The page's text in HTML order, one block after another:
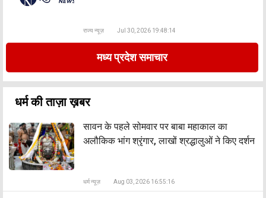
राज्य न्यूज़ Jul 30, 2026 19:48:14
मध्य प्रदेश समाचार
धर्म की ताज़ा ख़बर
सावन के पहले सोमवार पर बाबा महाकाल का
अलौकिक भांग श्रृंगार, लाखों श्रद्धालुओं ने किए दर्शन
धर्म न्यूज़ Aug 03, 2026 16:55:16